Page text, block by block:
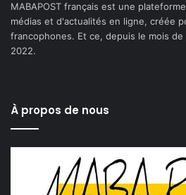
MABAPOST français est une
médias et d'actualités en ligne, créée
francophones. Et ce, depuis le mois de
2022.
À propos de nous